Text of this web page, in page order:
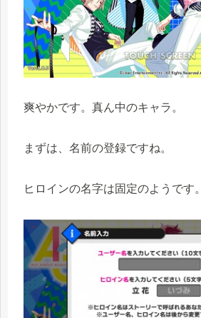
爽やかです。真ん中のキャラ。
まずは、名前の登録ですね。
ヒロインの名字は固定のようです。